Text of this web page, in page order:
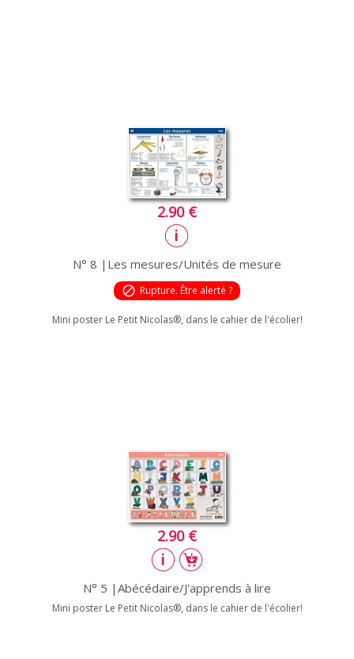
2.90 €
N° 8 |Les mesures/Unités de mesure
block Rupture. Être alerté ?
Mini poster Le Petit Nicolas®, dans le cahier de l'écolier!
2.90 €
N° 5 |Abécédaire/J'apprends à lire
Mini poster Le Petit Nicolas®, dans le cahier de l'écolier!